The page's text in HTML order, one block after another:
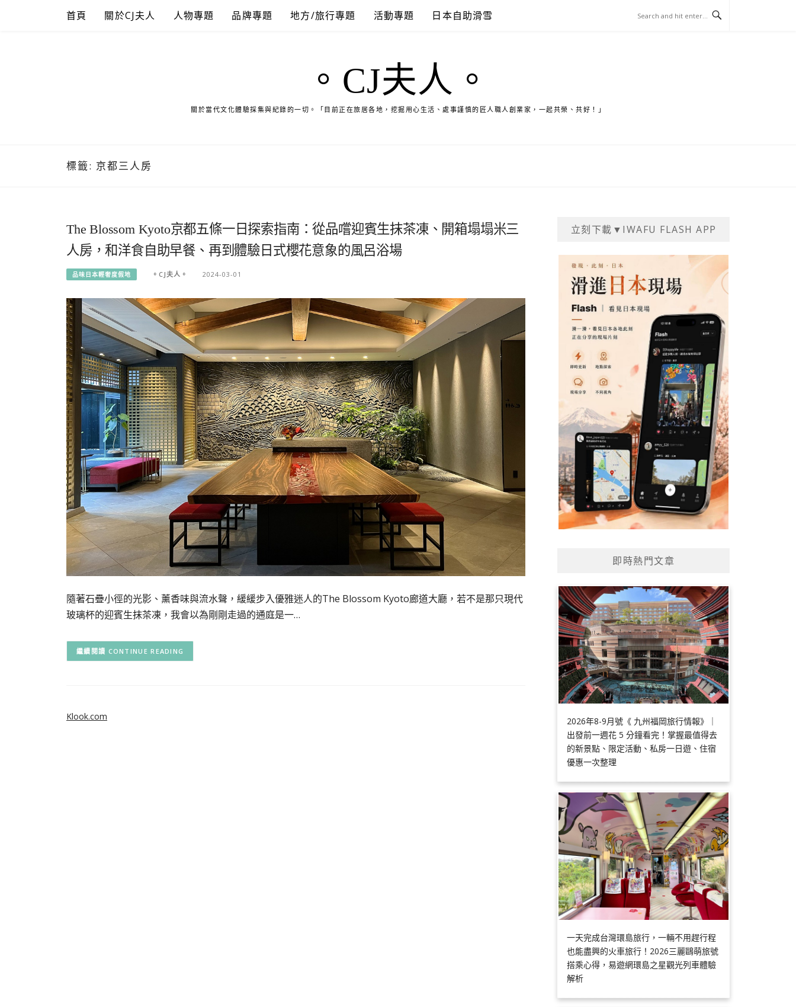
首頁 關於CJ夫人 人物專題 品牌專題 地方/旅行專題 活動專題 日本自助滑雪
。CJ夫人。
關於當代文化體驗採集與紀錄的一切。「目前正在旅居各地，挖掘用心生活、處事謹慎的匠人職人創業家，一起共榮、共好！」
標籤: 京都三人房
The Blossom Kyoto京都五條一日探索指南：從品嚐迎賓生抹茶凍、開箱塌塌米三
人房，和洋食自助早餐、再到體驗日式櫻花意象的風呂浴場
品味日本輕奢度假地 。CJ夫人。 2024-03-01
隨著石疊小徑的光影、薰香味與流水聲，緩緩步入優雅迷人的The Blossom Kyoto廊道大廳，若不是那只現代
玻璃杯的迎賓生抹茶凍，我會以為剛剛走過的通庭是一…
CONTINUE READING
立刻下載▼IWAFU FLASH APP
即時熱門文章
2026年8-9月號《 九州福岡旅行情報》｜
出發前一週花 5 分鐘看完！掌握最值得去
的新景點、限定活動、私房一日遊、住宿
優惠一次整理
一天完成台灣環島旅行，一輛不用趕行程
也能盡興的火車旅行！2026三麗鷗萌旅號
搭乘心得，易遊網環島之星觀光列車體驗
解析
Klook.com